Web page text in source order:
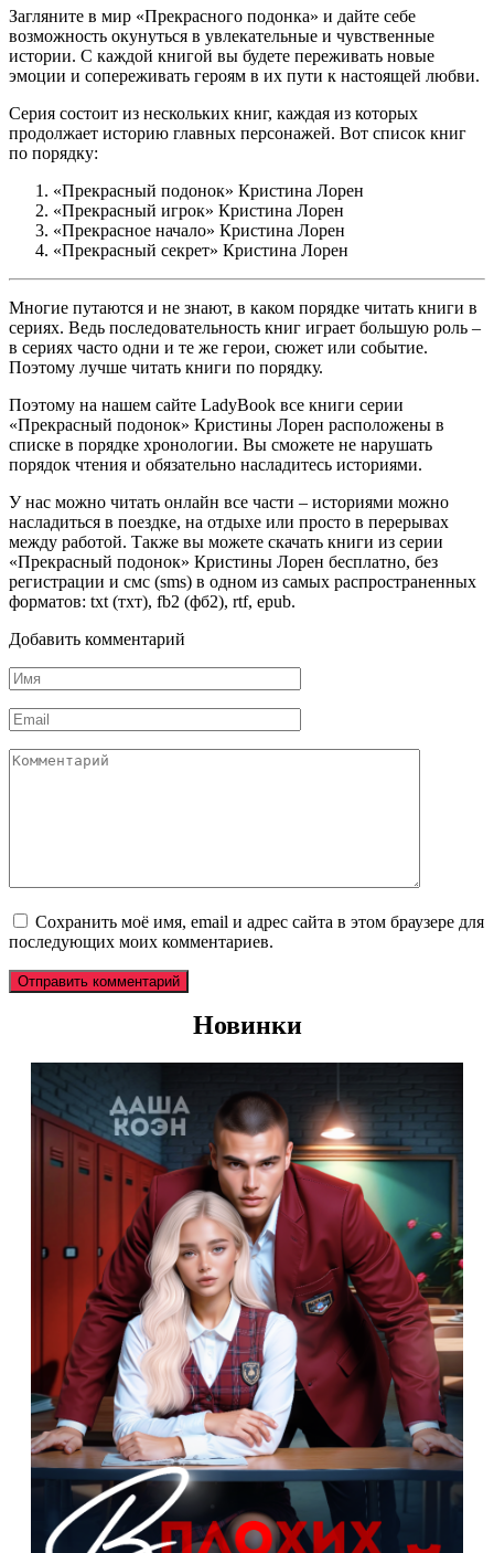
Загляните в мир «Прекрасного подонка» и дайте себе
возможность окунуться в увлекательные и чувственные
истории. С каждой книгой вы будете переживать новые
эмоции и сопереживать героям в их пути к настоящей любви.
Серия состоит из нескольких книг, каждая из которых
продолжает историю главных персонажей. Вот список книг
по порядку:
«Прекрасный подонок» Кристина Лорен
«Прекрасный игрок» Кристина Лорен
«Прекрасное начало» Кристина Лорен
«Прекрасный секрет» Кристина Лорен
Многие путаются и не знают, в каком порядке читать книги в
сериях. Ведь последовательность книг играет большую роль –
в сериях часто одни и те же герои, сюжет или событие.
Поэтому лучше читать книги по порядку.
Поэтому на нашем сайте LadyBook все книги серии
«Прекрасный подонок» Кристины Лорен расположены в
списке в порядке хронологии. Вы сможете не нарушать
порядок чтения и обязательно насладитесь историями.
У нас можно читать онлайн все части – историями можно
насладиться в поездке, на отдыхе или просто в перерывах
между работой. Также вы можете скачать книги из серии
«Прекрасный подонок» Кристины Лорен бесплатно, без
регистрации и смс (sms) в одном из самых распространенных
форматов: txt (тхт), fb2 (фб2), rtf, epub.
Добавить комментарий
Имя
*
Email
*
Комментарий
Сохранить моё имя, email и адрес сайта в этом браузере для
последующих моих комментариев.
Новинки